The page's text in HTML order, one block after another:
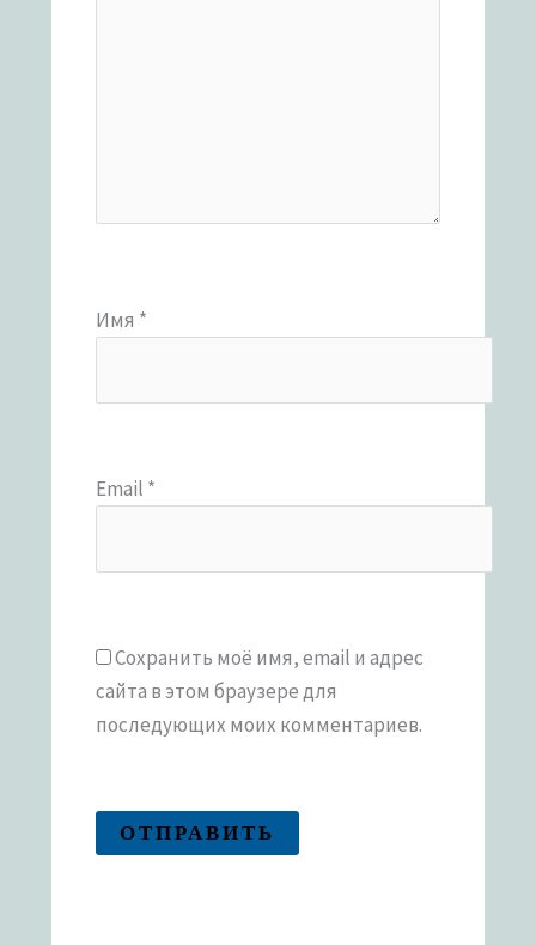
Имя *
Email *
Сохранить моё имя, email и адрес
сайта в этом браузере для
последующих моих комментариев.